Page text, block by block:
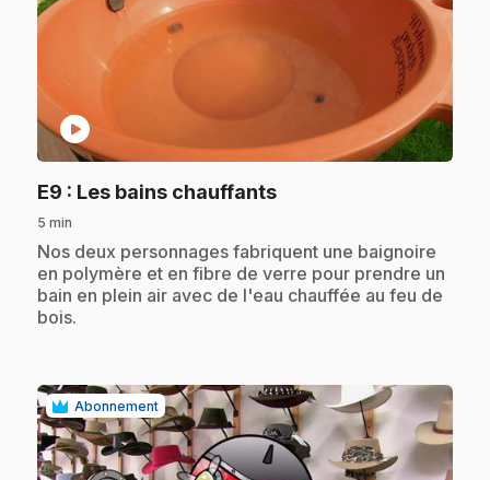
play_circle
E9 : Les bains chauffants.
5 min
.Nos deux personnages fabriquent une baignoire
en polymère et en fibre de verre pour prendre un
bain en plein air avec de l'eau chauffée au feu de
bois.
Abonnement